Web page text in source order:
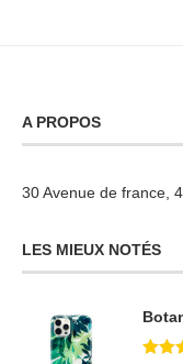
A PROPOS
30 Avenue de france,
LES MIEUX NOTÉS